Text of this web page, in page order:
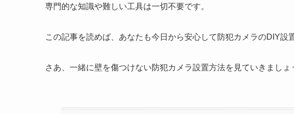
専門的な知識や難しい工具は一切不要です。
この記事を読めば、あなたも今日から安心して防犯カメラのDIY設
さあ、一緒に壁を傷つけない防犯カメラ設置方法を見ていきましょ